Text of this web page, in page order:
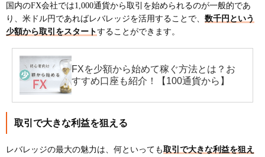
国内のFX会社では1,000通貨から取引を始められるのが一般的であ
り、米ドル円であればレバレッジを活用することで、 数千円という
少額から取引をスタートすることができます。
FXを少額から始めて稼ぐ方法とは？お
すすめ口座も紹介！【100通貨から】
取引で大きな利益を狙える
レバレッジの最大の魅力は、何といっても取引で大きな利益を狙え